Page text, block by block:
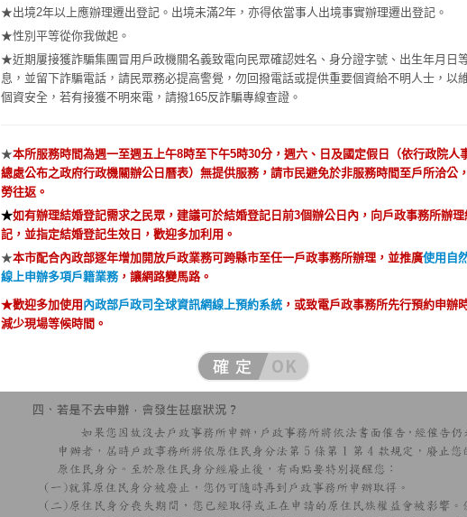
★出境2年以上應辦理遷出登記。出境未滿2年，亦得依當事人出境事實辦理遷出登記。
★性別平等從你我做起。
★近期屢接獲詐騙集團冒用戶政機關名義致電向民眾確認姓名、身分證字號、出生年月日
息，並留下詐騙電話，請民眾務必提高警覺，勿回撥電話或提供重要個資給不明人士，以
個資安全，若有接獲不明來電，請撥165反詐騙專線查證。
★本所服務時間為週一至週五上午8時至下午5時30分，週六、日及國定假日（依行政院人
總處公布之政府行政機關辦公日曆表）無提供服務，請市民避免於非服務時間至戶所洽公
勞往返。
★如有辦理結婚登記需求之民眾，建議可於結婚登記日前3個辦公日內，向戶政事務所辦理
記，並指定結婚登記生效日，歡迎多加利用。
★本市配合內政部逐年增加開放戶政業務可跨縣市至任一戶政事務所辦理，並推廣使用自
線上申辦多項戶籍業務，讓網路變馬路。
★歡迎多加使用 內政部戶政司全球資訊網線上預約系統 ，或致電戶政事務所先行預約申辦
減少現場等候時間。
人籍合一，杜絕虛報遷徙及幽靈人口。